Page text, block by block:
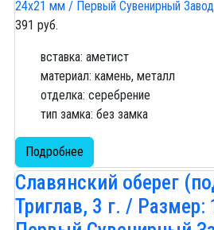
391 руб.
вставка: аметист
материал: камень, металл
отделка: серебрение
тип замка: без замка
Подробнее
Славянский оберег
Триглав, 3 г. /